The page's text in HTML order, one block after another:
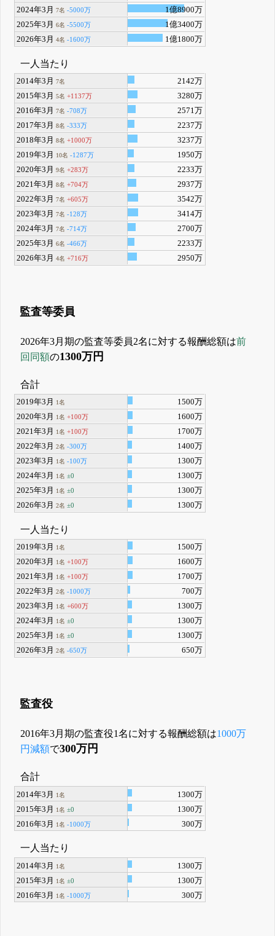
2024年3月7名 -5000万
1億8900万
2025年3月6名 -5500万
1億3400万
2026年3月4名 -1600万 1億1800万
一人当たり
2014年3月7名
2142万
2015年3月5名 +1137万
3280万
2016年3月7名 -708万
2571万
2017年3月8名 -333万
2237万
2018年3月8名 +1000万
3237万
2019年3月
10名 -1287万
1950万
2020年3月9名 +283万
2233万
2021年3月8名 +704万
2937万
2022年3月7名 +605万
3542万
2023年3月7名 -128万
3414万
2024年3月7名 -714万
2700万
2025年3月6名 -466万
2233万
2026年3月4名 +716万 2950万
監査等委員
2026年3月期の監査等委員2名に対する報酬総額は前
回同額の1300万円
合計
2019年3月 1名
1500万
2020年3月
1名 +100万
1600万
2021年3月
1名 +100万
1700万
2022年3月2名 -300万
1400万
2023年3月
1名 -100万
1300万
2024年3月
1名 ±0
1300万
2025年3月
1名 ±0
1300万
2026年3月2名 ±0 1300万
一人当たり
2019年3月 1名
1500万
2020年3月
1名 +100万
1600万
2021年3月
1名 +100万
1700万
2022年3月2名 -1000万
700万
2023年3月
1名 +600万
1300万
2024年3月
1名 ±0
1300万
2025年3月
1名 ±0
1300万
2026年3月2名 -650万 650万
監査役
2016年3月期の監査役1名に対する報酬総額は1000万
円減額で300万円
合計
2014年3月 1名
1300万
2015年3月
1名 ±0
1300万
2016年3月
1名 -1000万 300万
一人当たり
2014年3月 1名
1300万
2015年3月
1名 ±0
1300万
2016年3月
1名 -1000万 300万